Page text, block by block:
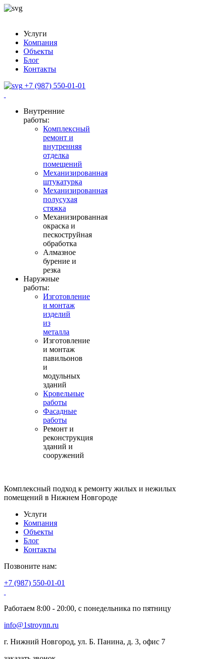
Услуги
Компания
Объекты
Блог
Контакты
+7 (987) 550-01-01
Внутренние
работы:
Комплексный
ремонт и
внутренняя
отделка
помещений
Механизированная
штукатурка
Механизированная
полусухая
стяжка
Механизированная
окраска и
пескоструйная
обработка
Алмазное
бурение и
резка
Наружные
работы:
Изготовление
и монтаж
изделий
из
металла
Изготовление
и монтаж
павильонов
и
модульных
зданий
Кровельные
работы
Фасадные
работы
Ремонт и
реконструкция
зданий и
сооружений
Комплексный подход к ремонту жилых и нежилых
помещений в Нижнем Новгороде
Услуги
Компания
Объекты
Блог
Контакты
Позвоните нам:
+7 (987) 550-01-01
Работаем 8:00 - 20:00, с понедельника по пятницу
info@1stroynn.ru
г. Нижний Новгород, ул. Б. Панина, д. 3, офис 7